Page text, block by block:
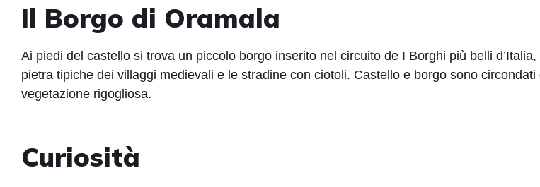
Il Borgo di Oramala
Ai piedi del castello si trova un piccolo borgo inserito nel circuito de I Borghi più belli
pietra tipiche dei villaggi medievali e le stradine con ciotoli. Castello e borgo sono circondati
vegetazione rigogliosa.
Curiosità